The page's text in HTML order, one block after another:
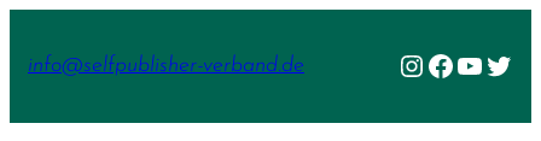
Inhalt
info@selfpublisher-verband.de Instagram
Facebook